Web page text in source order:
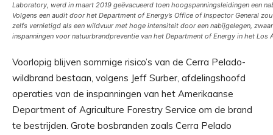
Laboratory, werd in maart 2019 geëvacueerd toen hoogspanningsleidingen een
Volgens een audit door het Department of Energy’s Office of Inspector General
zelfs vernietigd als een wildvuur met hoge intensiteit door een nabijgelegen,
inspanningen voor natuurbrandpreventie van het Department of Energy in het Los
Voorlopig blijven sommige risico’s van de Cerra Pelado-
wildbrand bestaan, volgens Jeff Surber, afdelingshoofd
operaties van de inspanningen van het Amerikaanse
Department of Agriculture Forestry Service om de brand
te bestrijden. Grote bosbranden zoals Cerra Pelado